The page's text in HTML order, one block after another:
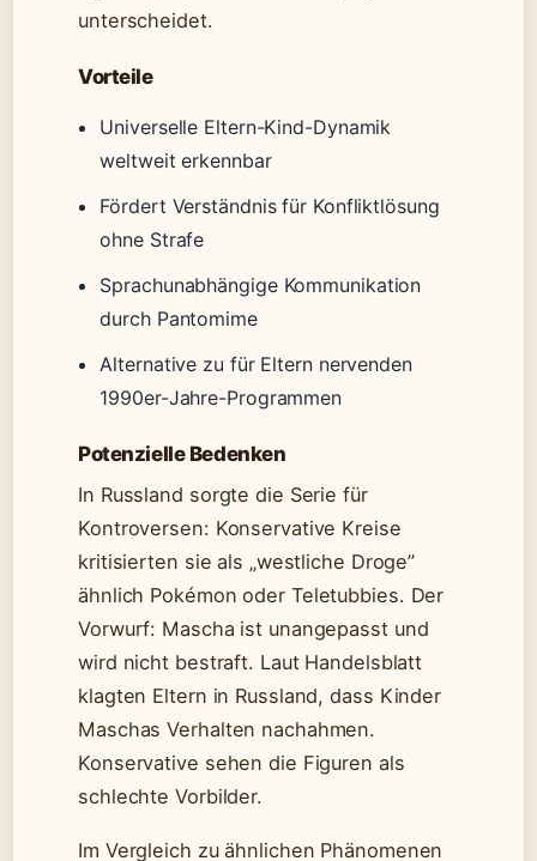
unterscheidet.
Vorteile
Universelle Eltern-Kind-Dynamik
weltweit erkennbar
Fördert Verständnis für Konfliktlösung
ohne Strafe
Sprachunabhängige Kommunikation
durch Pantomime
Alternative zu für Eltern nervenden
1990er-Jahre-Programmen
Potenzielle Bedenken
In Russland sorgte die Serie für
Kontroversen: Konservative Kreise
kritisierten sie als „westliche Droge”
ähnlich Pokémon oder Teletubbies. Der
Vorwurf: Mascha ist unangepasst und
wird nicht bestraft. Laut Handelsblatt
klagten Eltern in Russland, dass Kinder
Maschas Verhalten nachahmen.
Konservative sehen die Figuren als
schlechte Vorbilder.
Im Vergleich zu ähnlichen Phänomenen